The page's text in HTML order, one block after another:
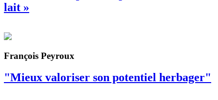
lait »
François Peyroux
"Mieux valoriser son potentiel herbager"